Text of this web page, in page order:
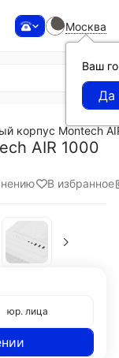
Москва
Ваш
корпус Montech
AIR 1000
В избранное
юр. лица